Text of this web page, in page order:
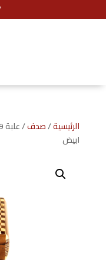
الرئيسية/صدف
ابيض